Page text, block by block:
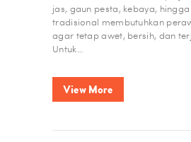
jas, gaun pesta, kebaya,
tradisional membutuhkan
agar tetap awet, bersih, dan
Untuk…
View More